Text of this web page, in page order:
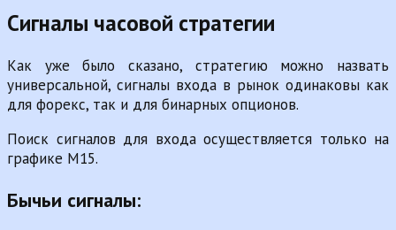
Сигналы часовой стратегии
Как уже было сказано, стратегию можно назвать
универсальной, сигналы входа в рынок одинаковы как
для форекс, так и для бинарных опционов.
Поиск сигналов для входа осуществляется только на
графике М15.
Бычьи сигналы: